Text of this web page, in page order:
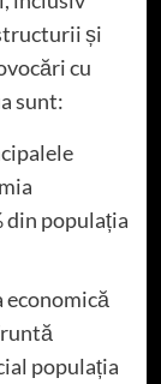
și
cu
sunt:
din populația
populația